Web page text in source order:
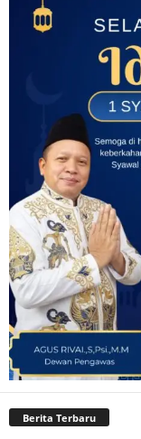
Berita Terbaru